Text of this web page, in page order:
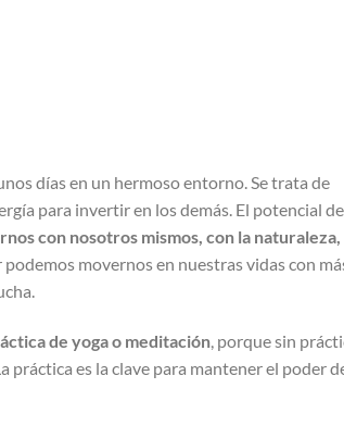
días en un hermoso entorno. Se trata de
para invertir en los demás. El potencial
con nosotros mismos, con la naturaleza,
movernos en nuestras vidas con
de yoga o meditación, porque sin
práctica es la clave para mantener el poder